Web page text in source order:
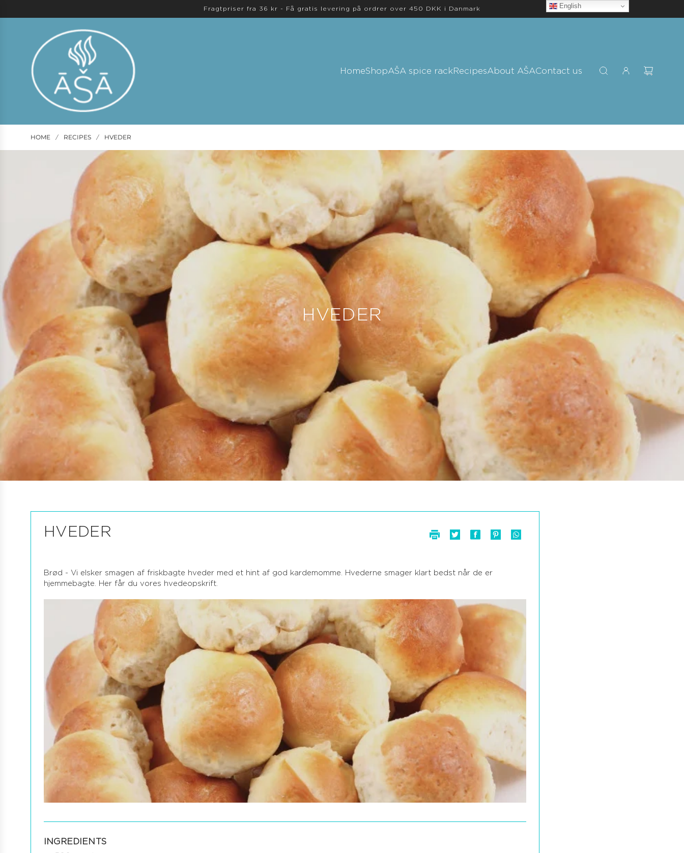
Fragtpriser fra 36 kr - Få gratis levering på ordrer over 450 DKK i Danmark
HomeShopAŠA spice rack RecipesAbout AŠAContact us
HOME / RECIPES / HVEDER
HVEDER
HVEDER
Brød - Vi elsker smagen af friskbagte hveder med et hint af god kardemomme. Hvederne smager klart bedst når de er
hjemmebagte. Her får du vores hvedeopskrift.
INGREDIENTS
English